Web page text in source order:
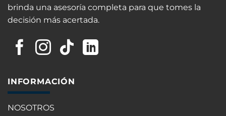
brinda una asesoría completa para que tomes la
decisión más acertada.
INFORMACIÓN
NOSOTROS